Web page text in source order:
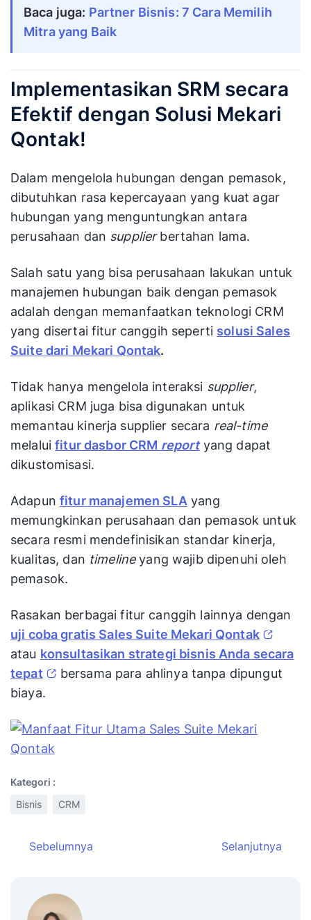
Baca juga: Partner Bisnis: 7 Cara Memilih
Mitra yang Baik
Implementasikan SRM secara
Efektif dengan Solusi Mekari
Qontak!
Dalam mengelola hubungan dengan pemasok,
dibutuhkan rasa kepercayaan yang kuat agar
hubungan yang menguntungkan antara
perusahaan dan supplierbertahan lama.
Salah satu yang bisa perusahaan lakukan untuk
manajemen hubungan baik dengan pemasok
adalah dengan memanfaatkan teknologi CRM
yang disertai fitur canggih seperti solusi Sales
Suite dari Mekari Qontak.
Tidak hanya mengelola interaksi supplier,
aplikasi CRM juga bisa digunakan untuk
memantau kinerja supplier secara real-time
melaluifitur dasbor CRM report yang dapat
dikustomisasi.
Adapunfitur manajemen SLA yang
memungkinkan perusahaan dan pemasok untuk
secara resmi mendefinisikan standar kinerja,
kualitas, dan timelineyang wajib dipenuhi oleh
pemasok.
Rasakan berbagai fitur canggih lainnya dengan
uji coba gratis Sales Suite Mekari Qontak
atau konsultasikan strategi bisnis Anda secara
tepat
bersama para ahlinya tanpa dipungut
biaya.
Kategori :
Bisnis
CRM
Sebelumnya Selanjutnya